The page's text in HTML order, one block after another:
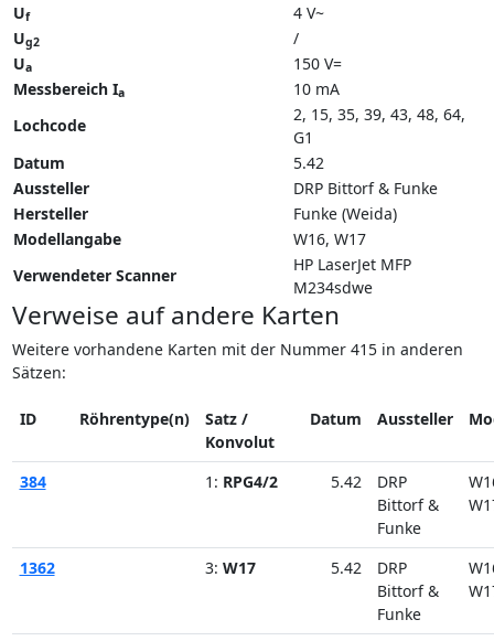
Uf
4 V~
Ug2
/
Ua
150 V=
Messbereich Ia
10 mA
Lochcode
2, 15, 35, 39, 43, 48, 64,
G1
Datum
5.42
Aussteller
DRP Bittorf & Funke
Hersteller
Funke (Weida)
Modellangabe
W16 W17
Verwendeter Scanner
HP LaserJet MFP
M234sdwe
Verweise auf andere Karten
Weitere vorhandene Karten mit der Nummer 415 in anderen
Sätzen:
ID Röhrentype(n)
Satz /
Konvolut
Datum Aussteller
384 1: RPG4/2 5.42
DRP
Bittorf &
Funke
1362 3: W17 5.42
DRP
Bittorf &
Funke